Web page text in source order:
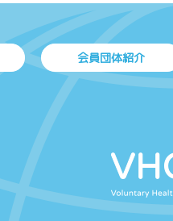
会員団体紹介